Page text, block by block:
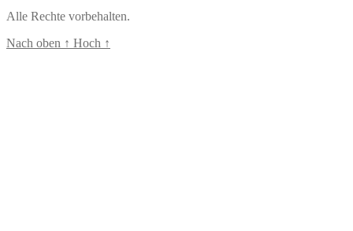
Alle Rechte vorbehalten.
Nach oben ↑ Hoch ↑